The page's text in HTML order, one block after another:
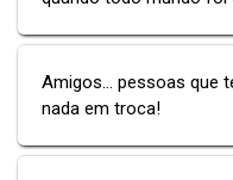
Amigos... pessoas que
nada em troca!